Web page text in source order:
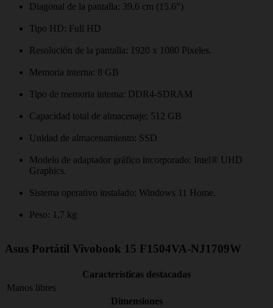
Diagonal de la pantalla: 39,6 cm (15.6")
Tipo HD: Full HD
Resolución de la pantalla: 1920 x 1080 Pixeles.
Memoria interna: 8 GB
Tipo de memoria interna: DDR4-SDRAM
Capacidad total de almacenaje: 512 GB
Unidad de almacenamiento: SSD
Modelo de adaptador gráfico incorporado: Intel® UHD
Graphics.
Sistema operativo instalado: Windows 11 Home.
Peso: 1,7 kg
Asus Portátil Vivobook 15 F1504VA-NJ1709W
Características destacadas
Manos libres
Dimensiones